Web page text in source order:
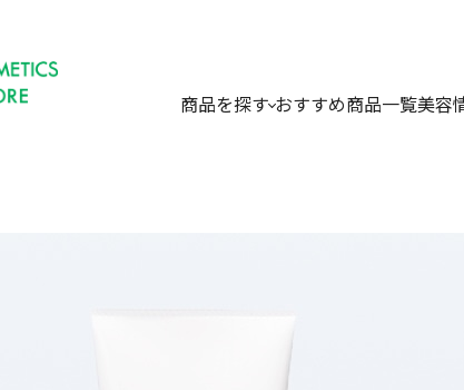
商品を探す おすすめ商品一覧美容